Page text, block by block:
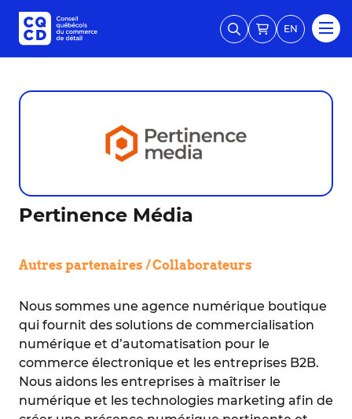
EN
Pertinence Média
Autres partenaires / Collaborateurs
Nous sommes une agence numérique boutique
qui fournit des solutions de commercialisation
numérique et d’automatisation pour le
commerce électronique et les entreprises B2B.
Nous aidons les entreprises à maîtriser le
numérique et les technologies marketing afin de